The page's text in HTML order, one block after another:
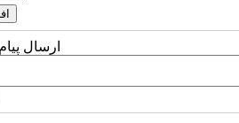
ارسال